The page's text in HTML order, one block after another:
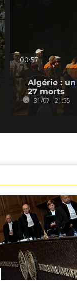
00:57
Algérie :
27 morts
31/07 - 21:55